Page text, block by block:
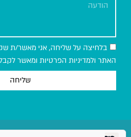
בלחיצה על שליחה, אני מאשר/ת
האתר ולמדיניות הפרטיות ומאשר לקבל
שליחה